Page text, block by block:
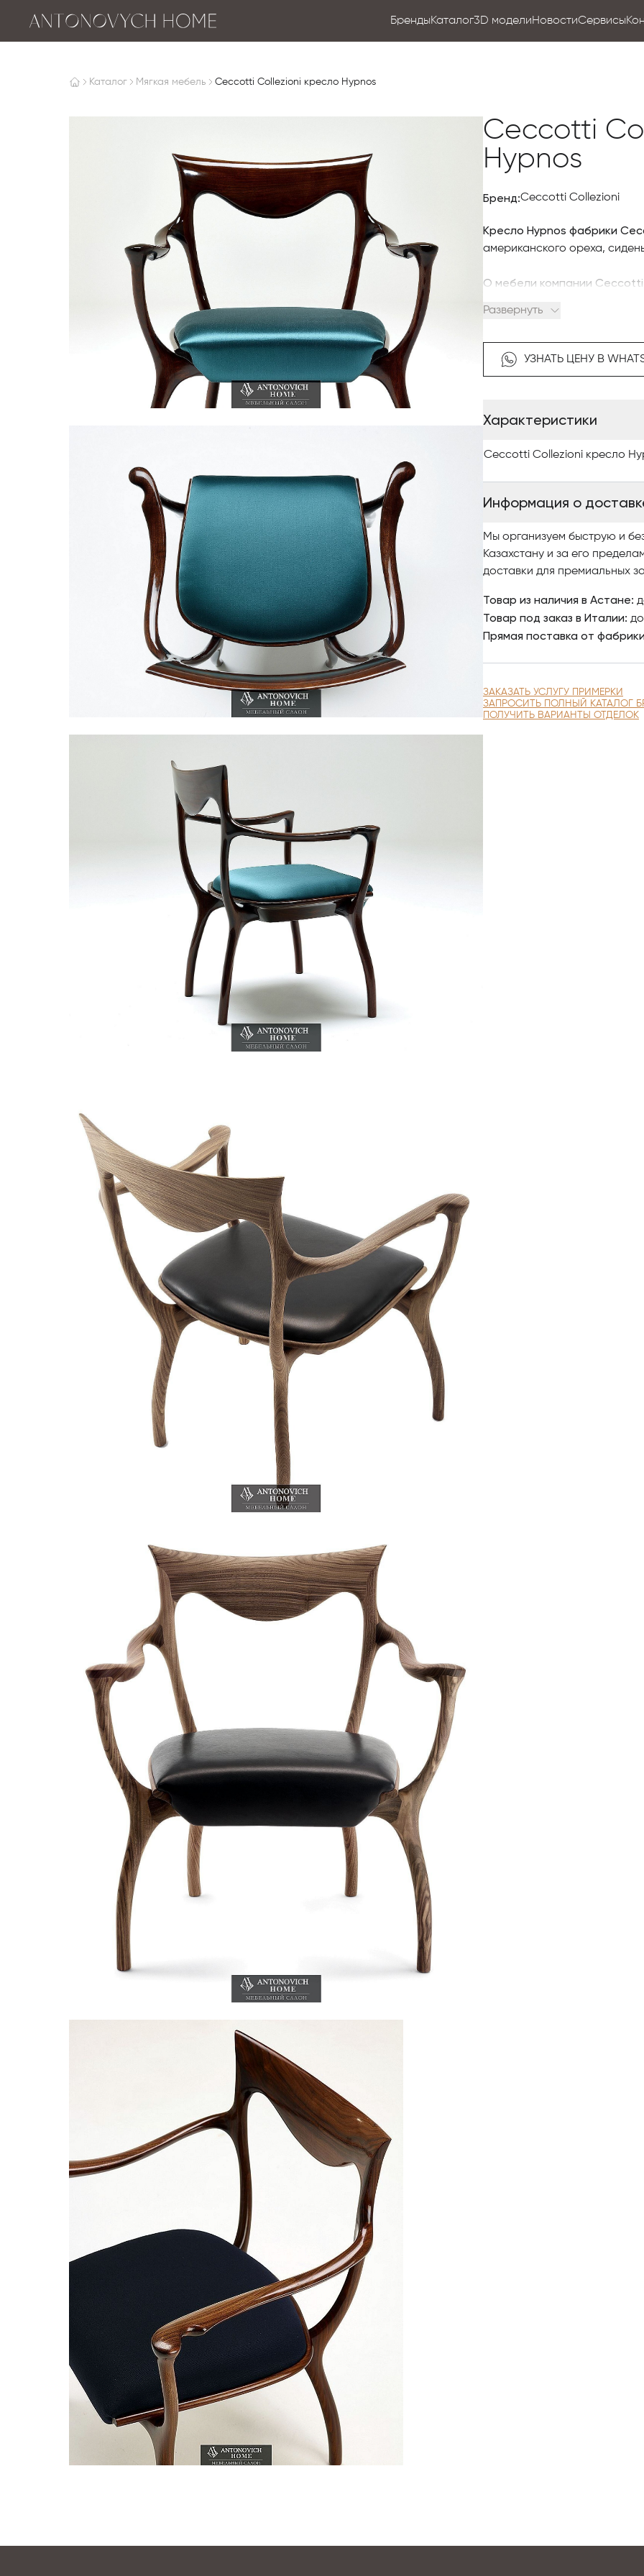
БрендыКаталог3D моделиНовостиСервисы
Каталог Мягкая мебель Ceccotti Collezioni кресло Hypnos
Ceccotti
Hypnos
Бренд:Ceccotti Collezioni
Кресло Hypnos фабрики
американского ореха,
О мебели компании Ceccotti
Чтобы купить итальянскую
качественными фото,
заказ.
Antonovich Home.
Развернуть
УЗНАТЬ ЦЕНУ В
Характеристики
Ceccotti Collezioni кресло
Информация о
Мы организуем быструю и
Казахстану и за его
доставки для премиальных
Товар из наличия в Астане:
Товар под заказ в Италии:
Прямая поставка от фабрики
ЗАКАЗАТЬ УСЛУГУ ПРИМЕРКИ
ЗАПРОСИТЬ ПОЛНЫЙ КАТАЛОГ
ПОЛУЧИТЬ ВАРИАНТЫ ОТДЕЛОК